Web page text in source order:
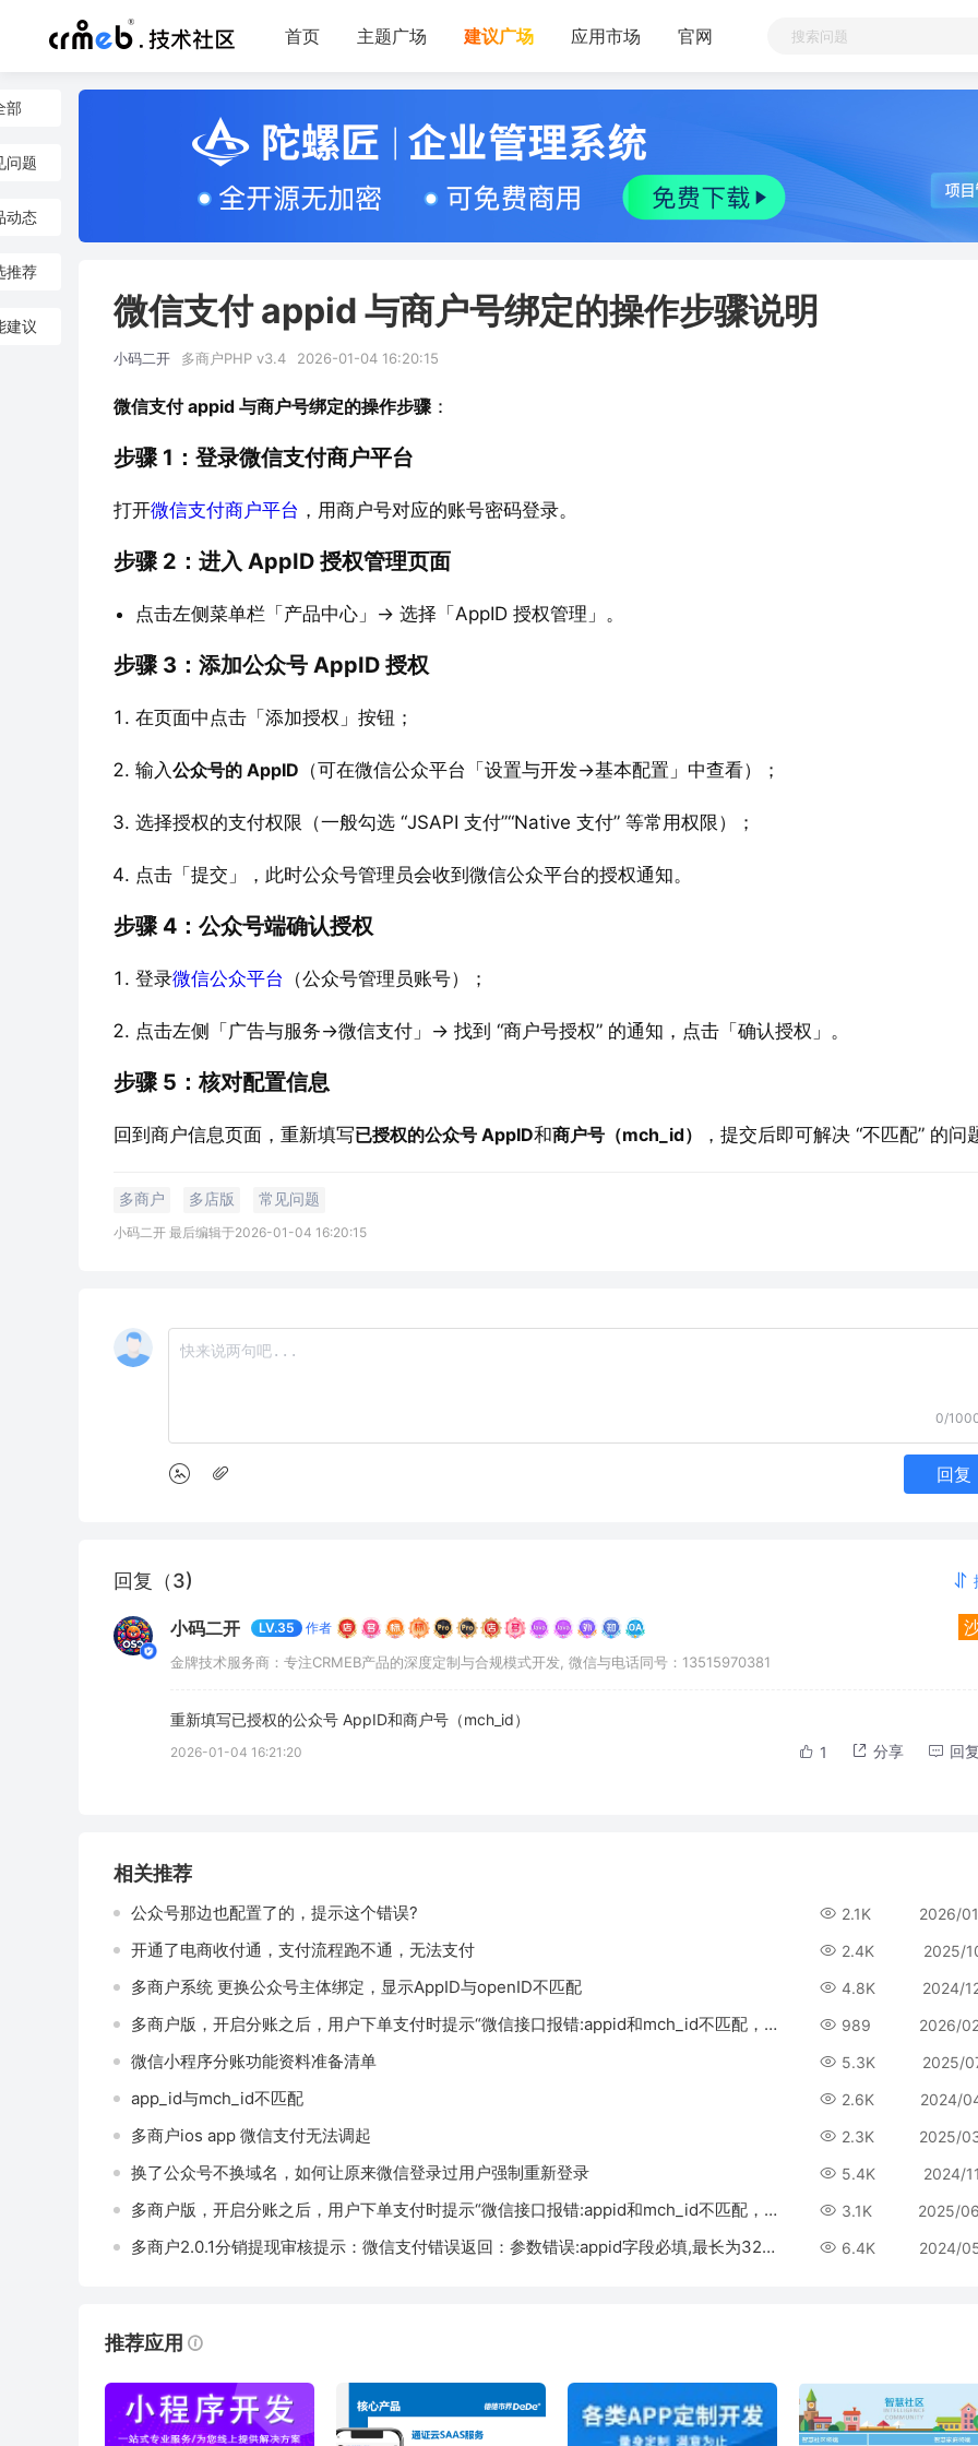
首页 主题广场 建议广场 应用市场 官网
部
问题
动态
推荐
建议 微信支付 appid 与商户号绑定的操作步骤说明
小码二开 多商户PHP v3.4 2026-01-04 16:20:15
微信支付 appid 与商户号绑定的操作步骤：
步骤 1：登录微信支付商户平台
打开微信支付商户平台 ，用商户号对应的账号密码登录。
步骤 2：进入 AppID 授权管理页面
点击左侧菜单栏「产品中心」→ 选择「AppID 授权管理」。
步骤 3：添加公众号 AppID 授权
在页面中点击「添加授权」按钮；
输入公众号的 AppID （可在微信公众平台「设置与开发→基本配置」中查看）；
选择授权的支付权限（一般勾选 “JSAPI 支付”“Native 支付” 等常用权限）；
点击「提交」，此时公众号管理员会收到微信公众平台的授权通知。
步骤 4：公众号端确认授权
登录微信公众平台 （公众号管理员账号）；
点击左侧「广告与服务→微信支付」→ 找到 “商户号授权” 的通知，点击「确认授权」。
步骤 5：核对配置信息
回到商户信息页面，重新填写已授权的公众号 AppID和商户号（mch_id） ，提交后即可解决 “不匹配” 的问
多商户 多店版 常见问题
小码二开 最后编辑于2026-01-04 16:20:15
0/
回复
回复（3)
小码二开 LV.35 作者
金牌技术服务商：专注CRMEB产品的深度定制与合规模式开发, 微信与电话同号：13515970381
重新填写已授权的公众号 AppID和商户号（mch_id）
2026-01-04 16:21:20 1 分享 回
相关推荐
公众号那边也配置了的，提示这个错误? 2.1K 2026/
开通了电商收付通，支付流程跑不通，无法支付 2.4K 2025/
多商户系统 更换公众号主体绑定，显示AppID与openID不匹配 4.8K 2024/
多商户版，开启分账之后，用户下单支付时提示“微信接口报错:appid和mch_id不匹配，请检查后再试” 989 2026/
微信小程序分账功能资料准备清单 5.3K 2025/
app_id与mch_id不匹配 2.6K 2024/
多商户ios app 微信支付无法调起 2.3K 2025/
换了公众号不换域名，如何让原来微信登录过用户强制重新登录 5.4K 2024/
多商户版，开启分账之后，用户下单支付时提示“微信接口报错:appid和mch_id不匹配，请检查后再试” 3.1K 2025/
多商户2.0.1分销提现审核提示：微信支付错误返回：参数错误:appid字段必填,最长为32个字符 6.4K 2024/
推荐应用